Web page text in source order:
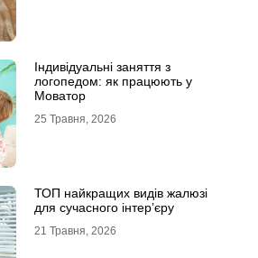
Індивідуальні заняття з
логопедом: як працюють у
Моватор
25 Травня, 2026
ТОП найкращих видів жалюзі
для сучасного інтер’єру
21 Травня, 2026